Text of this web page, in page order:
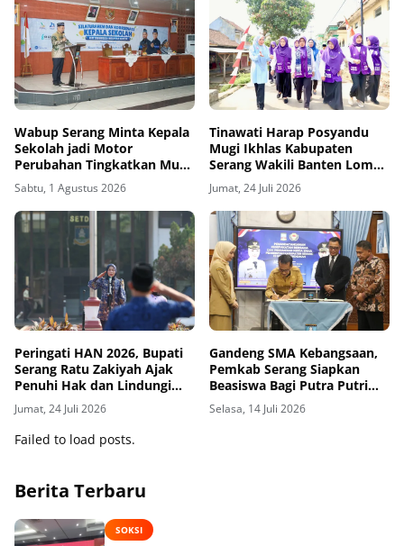
Wabup Serang Minta Kepala
Sekolah jadi Motor
Perubahan Tingkatkan Mutu
Pendidikan
Sabtu, 1 Agustus 2026
Tinawati Harap Posyandu
Mugi Ikhlas Kabupaten
Serang Wakili Banten Lomba
6 SPM Tingkat Nasional
Jumat, 24 Juli 2026
Peringati HAN 2026, Bupati
Serang Ratu Zakiyah Ajak
Penuhi Hak dan Lindungi
Anak-anak
Jumat, 24 Juli 2026
Gandeng SMA Kebangsaan,
Pemkab Serang Siapkan
Beasiswa Bagi Putra Putri
Terbaik
Selasa, 14 Juli 2026
Failed to load posts.
Berita Terbaru
SOKSI